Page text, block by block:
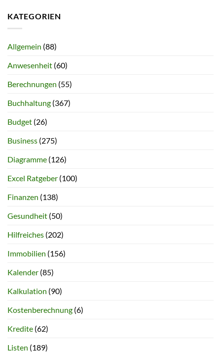
KATEGORIEN
Allgemein (88)
Anwesenheit (60)
Berechnungen (55)
Buchhaltung (367)
Budget (26)
Business (275)
Diagramme (126)
Excel Ratgeber (100)
Finanzen (138)
Gesundheit (50)
Hilfreiches (202)
Immobilien (156)
Kalender (85)
Kalkulation (90)
Kostenberechnung (6)
Kredite (62)
Listen (189)